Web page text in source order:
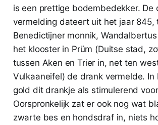
is een prettige bodembedekker. De
vermelding dateert uit het jaar 845,
Benedictijner monnik,
het klooster in Prüm (Duitse stad,
tussen Aken en Trier in, net ten
Vulkaaneifel) de drank vermelde. In
gold dit drankje als stimulerend
Oorspronkelijk zat er ook nog wat
zwarte bes en hondsdraf in, niets